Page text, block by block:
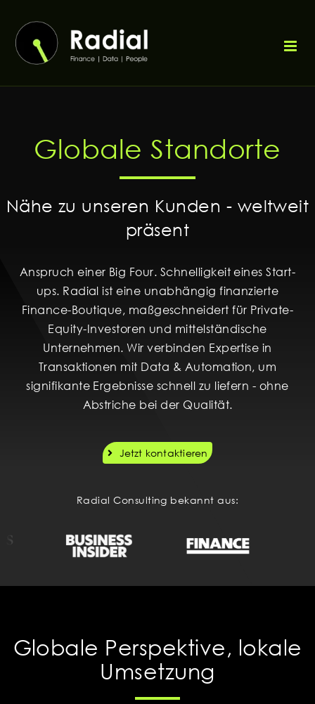
Inhalt
springen
Globale Standorte
Nähe zu unseren Kunden - weltweit
präsent
Anspruch einer Big Four. Schnelligkeit eines Start-
ups. Radial ist eine unabhängig finanzierte
Finance-Boutique, maßgeschneidert für Private-
Equity-Investoren und mittelständische
Unternehmen. Wir verbinden Expertise in
Transaktionen mit Data & Automation, um
signifikante Ergebnisse schnell zu liefern - ohne
Abstriche bei der Qualität.
Jetzt kontaktieren
Radial Consulting bekannt aus:
Globale Perspektive, lokale
Umsetzung